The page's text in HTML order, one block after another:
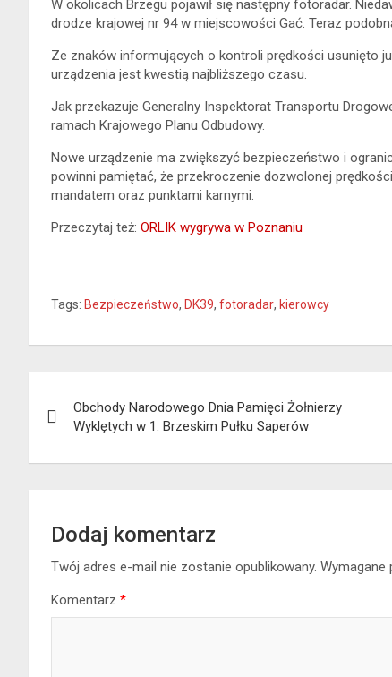
W okolicach Brzegu pojawił się następny fotoradar.
drodze krajowej nr 94 w miejscowości Gać. Teraz
Ze znaków informujących o kontroli prędkości usunięto
urządzenia jest kwestią najbliższego czasu.
Jak przekazuje Generalny Inspektorat Transportu
ramach Krajowego Planu Odbudowy.
Nowe urządzenie ma zwiększyć bezpieczeństwo i
powinni pamiętać, że przekroczenie dozwolonej
mandatem oraz punktami karnymi.
Przeczytaj też: ORLIK wygrywa w Poznaniu
Tags: Bezpieczeństwo, DK39, fotoradar, kierowcy
wpisu
Obchody Narodowego Dnia Pamięci Żołnierzy
Wyklętych w 1. Brzeskim Pułku Saperów
Dodaj komentarz
Twój adres e-mail nie zostanie opublikowany. Wymagane
Komentarz *